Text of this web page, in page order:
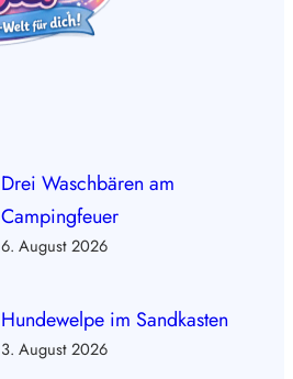
Drei Waschbären am
Campingfeuer
6. August 2026
Hundewelpe im Sandkasten
3. August 2026